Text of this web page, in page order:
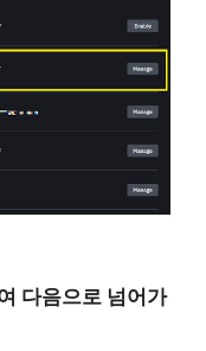
다음으로 넘어가